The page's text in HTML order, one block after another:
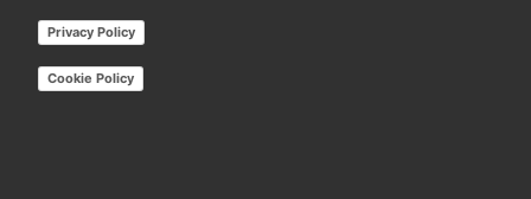
Privacy Policy
Cookie Policy